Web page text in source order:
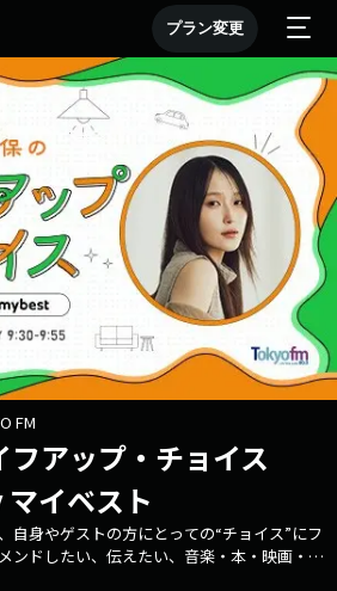
プラン変更
FM
アップ・チョイス
イベスト
自身やゲストの方にとっての“チョイス”にフ
ドしたい、伝えたい、音楽・本・映画・ア
べ物などなど…を教えてください。 このほ